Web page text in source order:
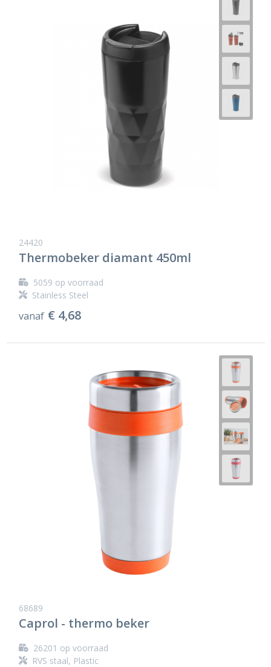
24420
Thermobeker diamant 450ml
5059 op voorraad
Stainless Steel
vanaf € 4,68
68689
Caprol - thermo beker
26201 op voorraad
RVS staal, Plastic